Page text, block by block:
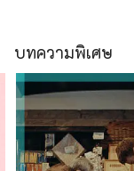
บทความพิเศษ